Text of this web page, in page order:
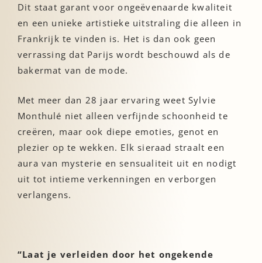
Dit staat garant voor ongeëvenaarde kwaliteit
en een unieke artistieke uitstraling die alleen in
Frankrijk te vinden is. Het is dan ook geen
verrassing dat Parijs wordt beschouwd als de
bakermat van de mode.
Met meer dan 28 jaar ervaring weet Sylvie
Monthulé niet alleen verfijnde schoonheid te
creëren, maar ook diepe emoties, genot en
plezier op te wekken. Elk sieraad straalt een
aura van mysterie en sensualiteit uit en nodigt
uit tot intieme verkenningen en verborgen
verlangens.
“Laat je verleiden door het ongekende